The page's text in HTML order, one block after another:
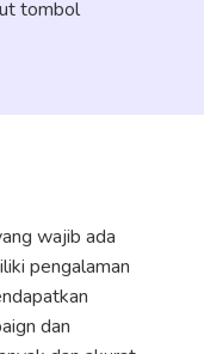
tombol
wajib ada
pengalaman
dan